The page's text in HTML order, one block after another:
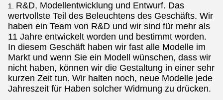
1. R&D, Modellentwicklung und Entwurf. Das
wertvollste Teil des Beleuchtens des Geschäfts. Wir
haben ein Team von R&D und wir sind für mehr als
11 Jahre entwickelt worden und bestimmt worden.
In diesem Geschäft haben wir fast alle Modelle im
Markt und wenn Sie ein Modell wünschen, dass wir
nicht haben, können wir die Gestaltung in einer sehr
kurzen Zeit tun. Wir halten noch, neue Modelle jede
Jahreszeit für Haben solcher Widmung zu drücken.